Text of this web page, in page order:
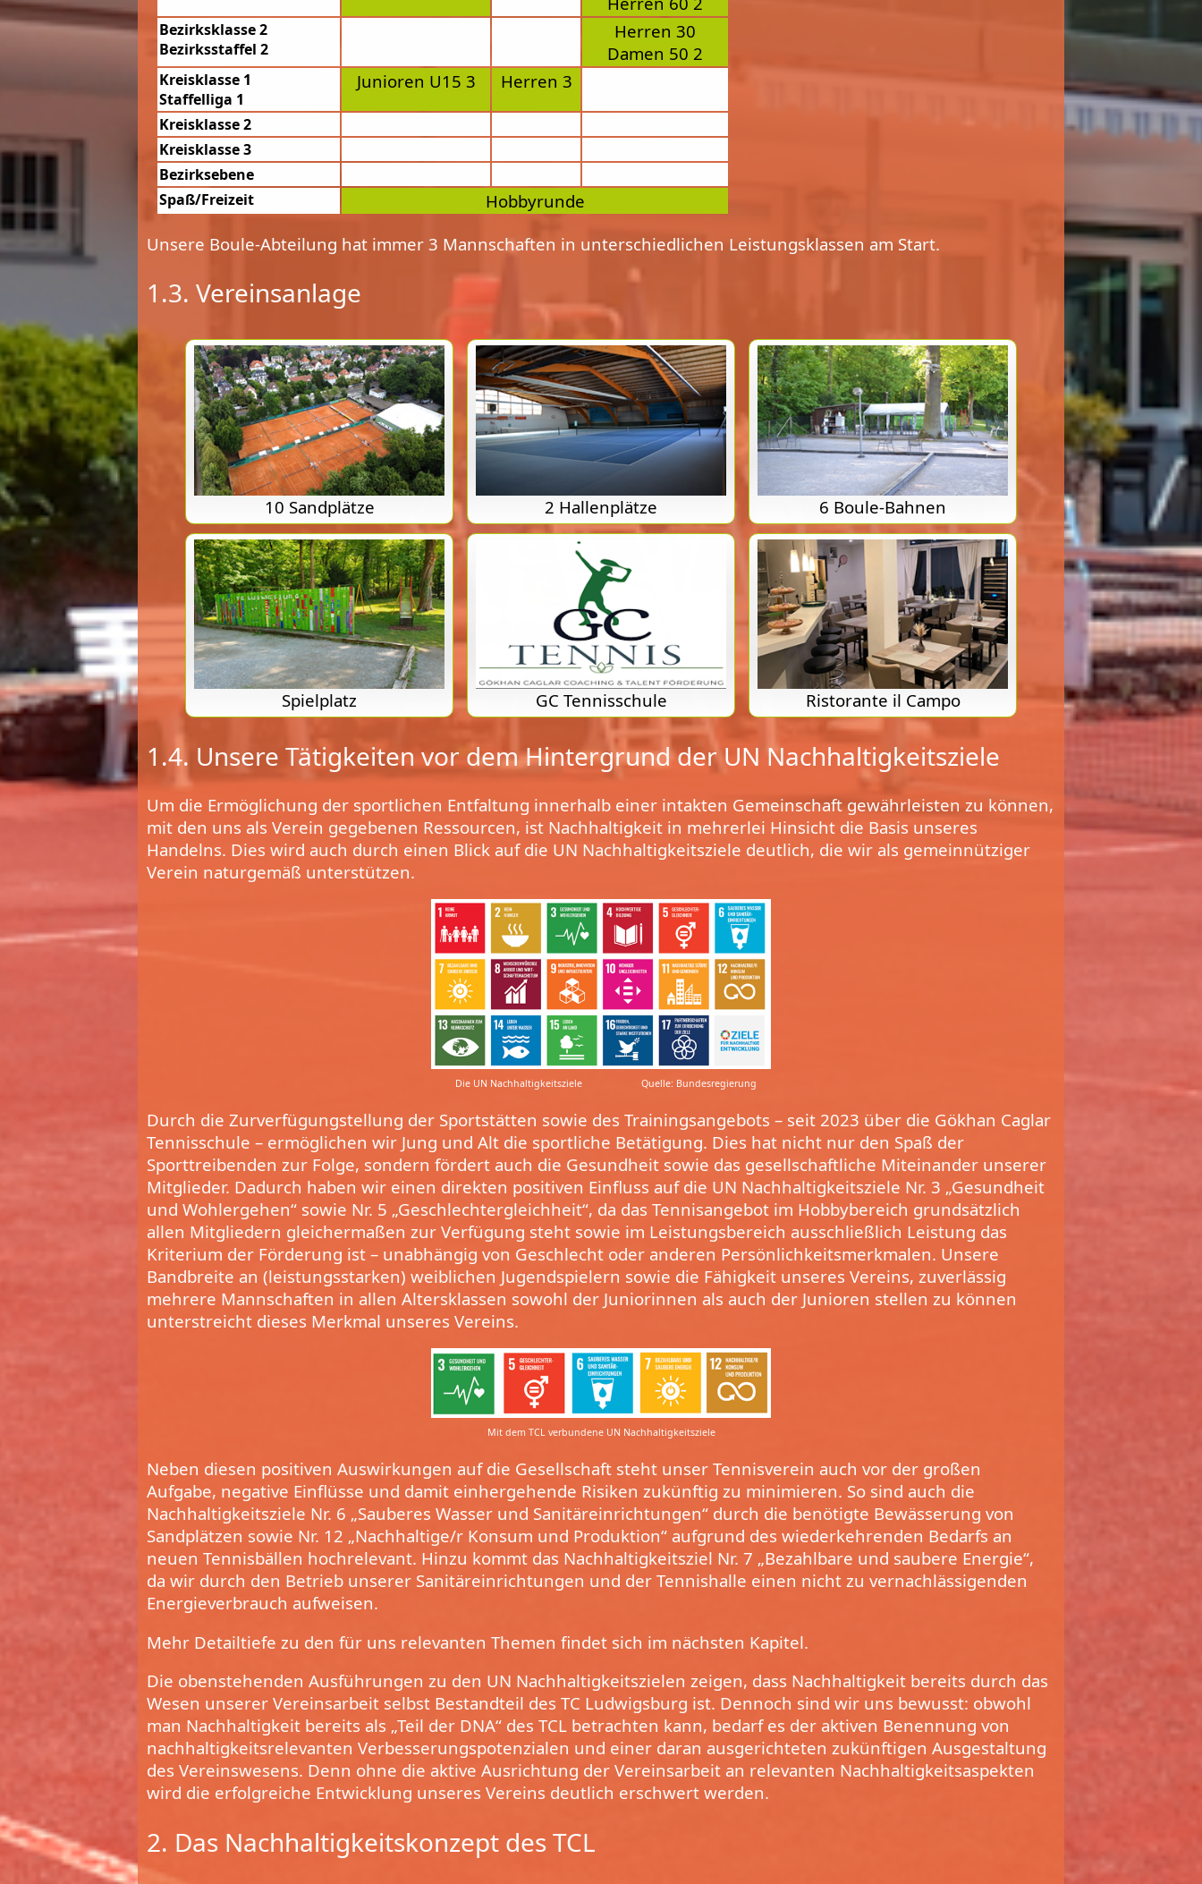
Bezirksklasse 2
Bezirksstaffel 2
Herren 30
Damen 50 2
Kreisklasse 1
Staffelliga 1
Junioren U15 3 Herren 3
Kreisklasse 2
Kreisklasse 3
Bezirksebene
Spaß/Freizeit
Hobbyrunde
Unsere Boule-Abteilung hat immer 3 Mannschaften in unterschiedlichen Leistungsklassen am Start.
1.3. Vereinsanlage
10 Sandplätze 2 Hallenplätze 6 Boule-Bahnen
Spielplatz GC Tennisschule Ristorante il Campo
1.4. Unsere Tätigkeiten vor dem Hintergrund der UN Nachhaltigkeitsziele
Um die Ermöglichung der sportlichen Entfaltung innerhalb einer intakten Gemeinschaft gewährleisten zu können,
mit den uns als Verein gegebenen Ressourcen, ist Nachhaltigkeit in mehrerlei Hinsicht die Basis unseres
Handelns. Dies wird auch durch einen Blick auf die UN Nachhaltigkeitsziele deutlich, die wir als gemeinnütziger
Verein naturgemäß unterstützen.
Die UN Nachhaltigkeitsziele Quelle: Bundesregierung
Durch die Zurverfügungstellung der Sportstätten sowie des Trainingsangebots – seit 2023 über die Gökhan Caglar
Tennisschule – ermöglichen wir Jung und Alt die sportliche Betätigung. Dies hat nicht nur den Spaß der
Sporttreibenden zur Folge, sondern fördert auch die Gesundheit sowie das gesellschaftliche Miteinander unserer
Mitglieder. Dadurch haben wir einen direkten positiven Einfluss auf die UN Nachhaltigkeitsziele Nr. 3 „Gesundheit
und Wohlergehen“ sowie Nr. 5 „Geschlechtergleichheit“, da das Tennisangebot im Hobbybereich grundsätzlich
allen Mitgliedern gleichermaßen zur Verfügung steht sowie im Leistungsbereich ausschließlich Leistung das
Kriterium der Förderung ist – unabhängig von Geschlecht oder anderen Persönlichkeitsmerkmalen. Unsere
Bandbreite an (leistungsstarken) weiblichen Jugendspielern sowie die Fähigkeit unseres Vereins, zuverlässig
mehrere Mannschaften in allen Altersklassen sowohl der Juniorinnen als auch der Junioren stellen zu können
unterstreicht dieses Merkmal unseres Vereins.
Mit dem TCL verbundene UN Nachhaltigkeitsziele
Neben diesen positiven Auswirkungen auf die Gesellschaft steht unser Tennisverein auch vor der großen
Aufgabe, negative Einflüsse und damit einhergehende Risiken zukünftig zu minimieren. So sind auch die
Nachhaltigkeitsziele Nr. 6 „Sauberes Wasser und Sanitäreinrichtungen“ durch die benötigte Bewässerung von
Sandplätzen sowie Nr. 12 „Nachhaltige/r Konsum und Produktion“ aufgrund des wiederkehrenden Bedarfs an
neuen Tennisbällen hochrelevant. Hinzu kommt das Nachhaltigkeitsziel Nr. 7 „Bezahlbare und saubere Energie“,
da wir durch den Betrieb unserer Sanitäreinrichtungen und der Tennishalle einen nicht zu vernachlässigenden
Energieverbrauch aufweisen.
Mehr Detailtiefe zu den für uns relevanten Themen findet sich im nächsten Kapitel.
Die obenstehenden Ausführungen zu den UN Nachhaltigkeitszielen zeigen, dass Nachhaltigkeit bereits durch das
Wesen unserer Vereinsarbeit selbst Bestandteil des TC Ludwigsburg ist. Dennoch sind wir uns bewusst: obwohl
man Nachhaltigkeit bereits als „Teil der DNA“ des TCL betrachten kann, bedarf es der aktiven Benennung von
nachhaltigkeitsrelevanten Verbesserungspotenzialen und einer daran ausgerichteten zukünftigen Ausgestaltung
des Vereinswesens. Denn ohne die aktive Ausrichtung der Vereinsarbeit an relevanten Nachhaltigkeitsaspekten
wird die erfolgreiche Entwicklung unseres Vereins deutlich erschwert werden.
2. Das Nachhaltigkeitskonzept des TCL